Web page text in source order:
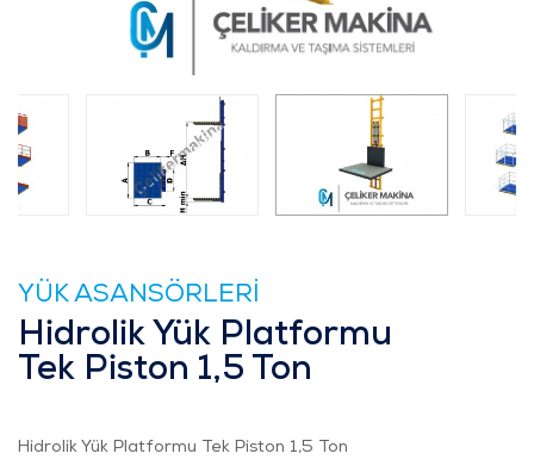
YÜK ASANSÖRLERİ
Hidrolik Yük Platformu
Tek Piston 1,5 Ton
Hidrolik Yük Platformu Tek Piston 1,5 Ton